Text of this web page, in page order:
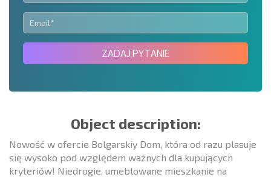
ZADAJ PYTANIE
Object description:
Nowość w ofercie Bolgarskiy Dom, która od razu plasuje
się wysoko pod względem ważnych dla kupujących
kryteriów! Niedrogie, umeblowane mieszkanie na